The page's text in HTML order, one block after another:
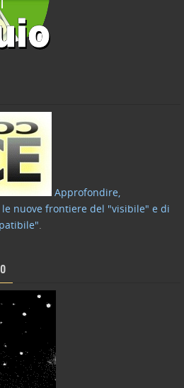
Approfondire,
nuove frontiere del "visibile" e di
.